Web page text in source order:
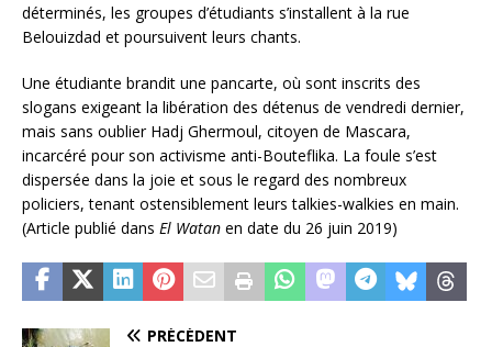
déterminés, les groupes d’étudiants s’installent à la rue
Belouizdad et poursuivent leurs chants.
Une étudiante brandit une pancarte, où sont inscrits des
slogans exigeant la libération des détenus de vendredi dernier,
mais sans oublier Hadj Ghermoul, citoyen de Mascara,
incarcéré pour son activisme anti-Bouteflika. La foule s’est
dispersée dans la joie et sous le regard des nombreux
policiers, tenant ostensiblement leurs talkies-walkies en main.
(Article publié dans El Watan en date du 26 juin 2019)
PRÉCÉDENT